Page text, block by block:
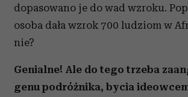
dopasowano je do wad wzroku.
osoba dała wzrok 700 ludziom w
nie?
Genialne! Ale do tego trzeba
genu podróżnika, bycia